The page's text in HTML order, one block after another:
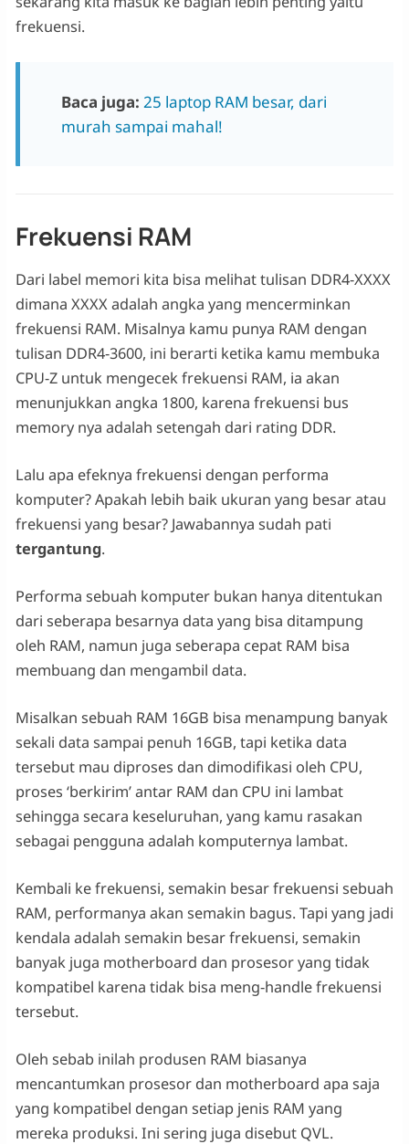
frekuensi.
Baca juga: 25 laptop RAM besar, dari
murah sampai mahal!
Frekuensi RAM
Dari label memori kita bisa melihat tulisan DDR4-XXXX
dimana XXXX adalah angka yang mencerminkan
frekuensi RAM. Misalnya kamu punya RAM dengan
tulisan DDR4-3600, ini berarti ketika kamu membuka
CPU-Z untuk mengecek frekuensi RAM, ia akan
menunjukkan angka 1800, karena frekuensi bus
memory nya adalah setengah dari rating DDR.
Lalu apa efeknya frekuensi dengan performa
komputer? Apakah lebih baik ukuran yang besar atau
frekuensi yang besar? Jawabannya sudah pati
tergantung.
Performa sebuah komputer bukan hanya ditentukan
dari seberapa besarnya data yang bisa ditampung
oleh RAM, namun juga seberapa cepat RAM bisa
membuang dan mengambil data.
Misalkan sebuah RAM 16GB bisa menampung banyak
sekali data sampai penuh 16GB, tapi ketika data
tersebut mau diproses dan dimodifikasi oleh CPU,
proses ‘berkirim’ antar RAM dan CPU ini lambat
sehingga secara keseluruhan, yang kamu rasakan
sebagai pengguna adalah komputernya lambat.
Kembali ke frekuensi, semakin besar frekuensi sebuah
RAM, performanya akan semakin bagus. Tapi yang jadi
kendala adalah semakin besar frekuensi, semakin
banyak juga motherboard dan prosesor yang tidak
kompatibel karena tidak bisa meng-handle frekuensi
tersebut.
Oleh sebab inilah produsen RAM biasanya
mencantumkan prosesor dan motherboard apa saja
yang kompatibel dengan setiap jenis RAM yang
mereka produksi. Ini sering juga disebut QVL.